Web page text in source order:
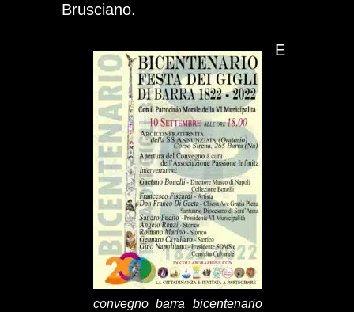
Brusciano.
convegno barra bicentenario
E